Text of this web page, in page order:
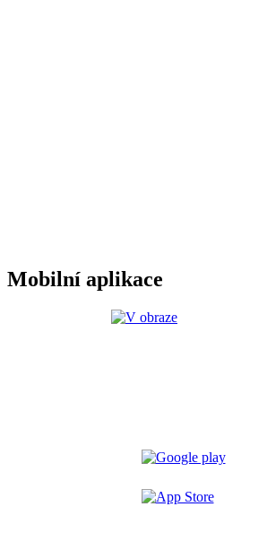
Mobilní aplikace